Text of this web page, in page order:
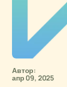
Автор:
апр 09, 2025